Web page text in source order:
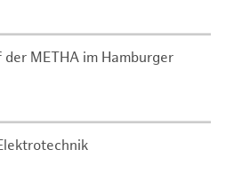
METHA im Hamburger